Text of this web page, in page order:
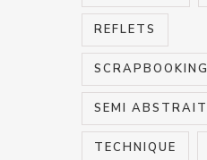
REFLETS
SCRAPBOOKING
SEMI ABSTRAIT
TECHNIQUE